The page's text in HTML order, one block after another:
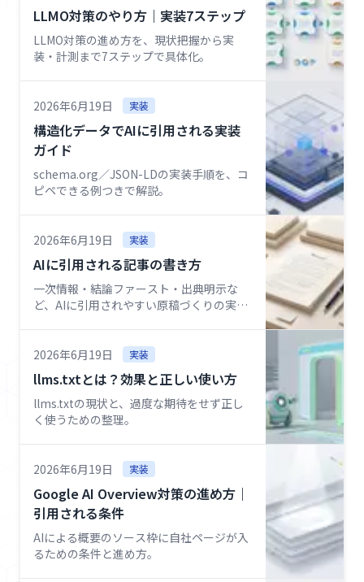
LLMO対策のやり方｜実装7ステップ
LLMO対策の進め方を、現状把握から実
装・計測まで7ステップで具体化。
2026年6月19日 実装
構造化データでAIに引用される実装
ガイド
schema.org／JSON-LDの実装手順を、コ
ピペできる例つきで解説。
2026年6月19日 実装
AIに引用される記事の書き方
一次情報・結論ファースト・出典明示な
ど、AIに引用されやすい原稿づくりの実
2026年6月19日 実装
llms.txtとは？効果と正しい使い方
llms.txtの現状と、過度な期待をせず正し
く使うための整理。
2026年6月19日 実装
Google AI Overview対策の進め方｜
引用される条件
AIによる概要のソース枠に自社ページが入
るための条件と進め方。